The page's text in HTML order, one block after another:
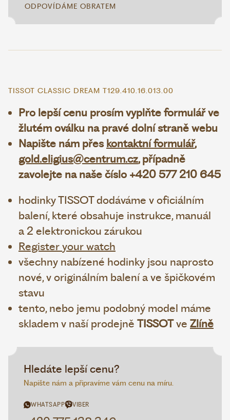
ODPOVÍDÁME OBRATEM
TISSOT CLASSIC DREAM T129.410.16.013.00
Pro lepší cenu prosím vyplňte formulář ve
žlutém oválku na pravé dolní straně webu
Napište nám přes kontaktní formulář,
gold.eligius@centrum.cz, případně
zavolejte na naše číslo +420 577 210 645
hodinky TISSOT dodáváme v oficiálním
balení, které obsahuje instrukce, manuál
a 2 elektronickou zárukou
Register your watch
všechny nabízené hodinky jsou naprosto
nové, v originálním balení a ve špičkovém
stavu
tento, nebo jemu podobný model máme
skladem v naší prodejně TISSOTve Zlíně
Hledáte lepší cenu?
Napište nám a připravíme vám cenu na míru.
WHATSAPP VIBER